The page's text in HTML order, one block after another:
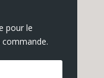
pour le